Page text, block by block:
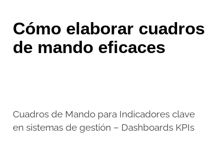
Cómo elaborar cuadros
de mando eficaces
Cuadros de Mando para Indicadores clave
en sistemas de gestión – Dashboards KPIs